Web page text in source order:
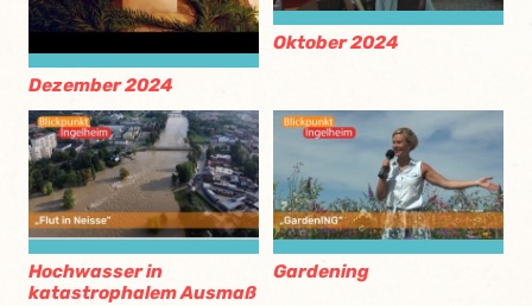
Dezember 2024
Oktober 2024
Hochwasser in
katastrophalem Ausmaß
Gardening